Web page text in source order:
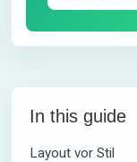
In this guide
Layout vor Stil